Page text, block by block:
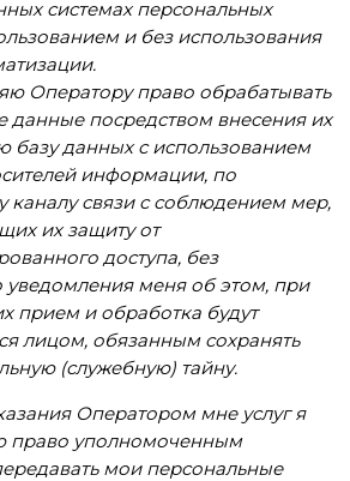
системах персональных
и без использования
Оператору право обрабатывать
данные посредством внесения их
базу данных с использованием
информации, по
связи с соблюдением мер,
их защиту от
доступа, без
уведомления меня об этом, при
прием и обработка будут
лицом, обязанным сохранять
(служебную) тайну.
Оператором мне услуг я
право уполномоченным
мои персональные